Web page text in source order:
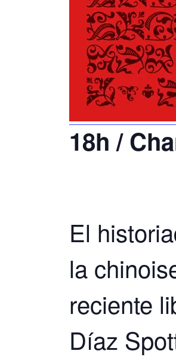
18h /
El
la
reciente
Díaz